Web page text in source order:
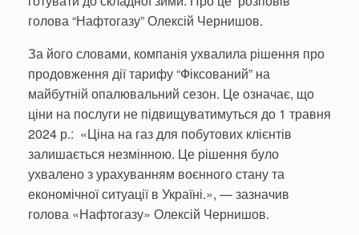
голова “Нафтогазу” Олексій Чернишов.
За його словами, компанія ухвалила рішення про
продовження дії тарифу “Фіксований” на
майбутній опалювальний сезон. Це означає, що
ціни на послуги не підвищуватимуться до 1 травня
2024 р.: «Ціна на газ для побутових клієнтів
залишається незмінною. Це рішення було
ухвалено з урахуванням воєнного стану та
економічної ситуації в Україні.», — зазначив
голова «Нафтогазу» Олексій Чернишов.